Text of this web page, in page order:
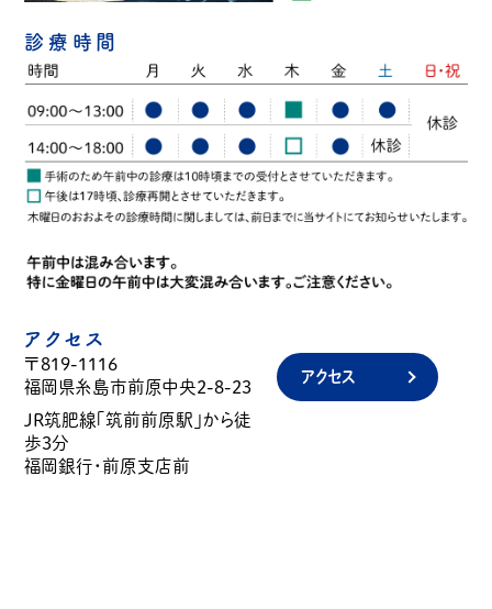
診療時間
アクセス
〒819-1116
福岡県糸島市前原中央2-8-23
JR筑肥線「筑前前原駅」から徒
歩3分
福岡銀行・前原支店前
アクセス